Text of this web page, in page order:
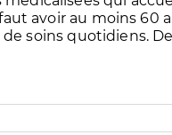
avoir au moins 60
soins quotidiens.